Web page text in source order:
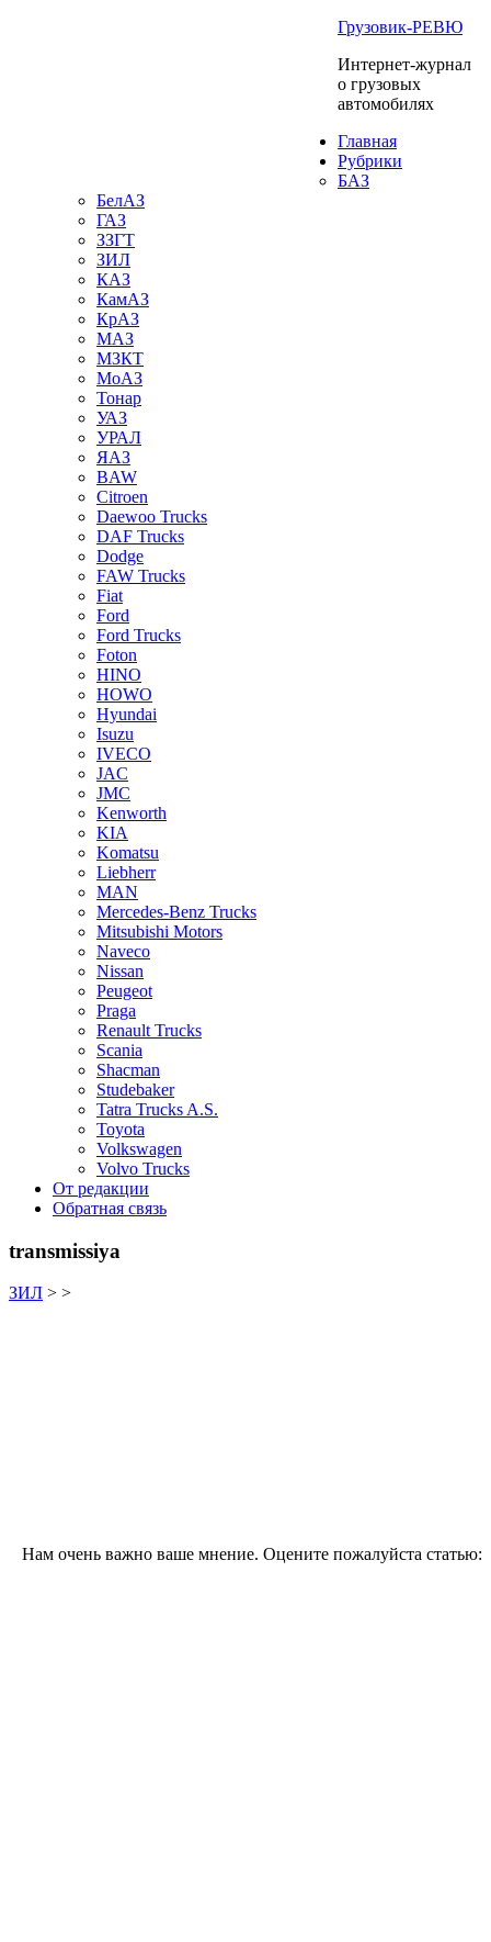
Грузовик-РЕВЮ
Интернет-журнал
о грузовых
автомобилях
Главная
Рубрики
БАЗ
БелАЗ
ГАЗ
ЗЗГТ
ЗИЛ
КАЗ
КамАЗ
КрАЗ
МАЗ
МЗКТ
МоАЗ
Тонар
УАЗ
УРАЛ
ЯАЗ
BAW
Citroen
Daewoo Trucks
DAF Trucks
Dodge
FAW Trucks
Fiat
Ford
Ford Trucks
Foton
HINO
HOWO
Hyundai
Isuzu
IVECO
JAC
JMC
Kenworth
KIA
Komatsu
Liebherr
MAN
Mercedes-Benz Trucks
Mitsubishi Motors
Naveco
Nissan
Peugeot
Praga
Renault Trucks
Scania
Shacman
Studebaker
Tatra Trucks A.S.
Toyota
Volkswagen
Volvo Trucks
От редакции
Обратная связь
transmissiya
ЗИЛ > >
Нам очень важно ваше мнение. Оцените пожалуйста статью: